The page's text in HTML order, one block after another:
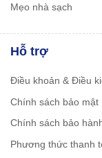
Mẹo nhà sạch
Hỗ trợ
Điều khoản & Điều
Chính sách bảo mật
Chính sách bảo
Phương thức thanh